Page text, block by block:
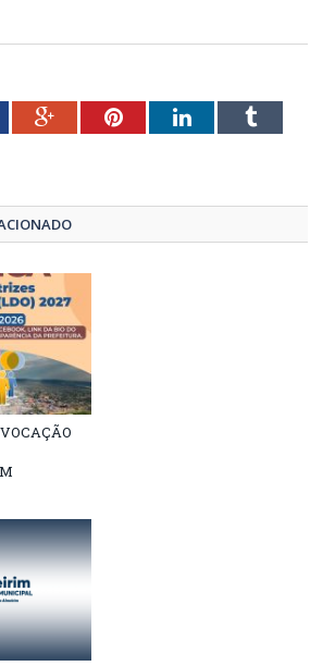
Google+PinterestLinkedInTumblr